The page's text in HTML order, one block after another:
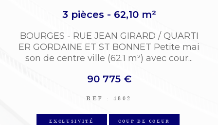
3 pièces - 62,10 m²
BOURGES - RUE JEAN GIRARD / QUARTI
ER GORDAINE ET ST BONNET Petite mai
son de centre ville (62.1 m²) avec cour...
90 775 €
REF : 4802
EXCLUSIVITÉ COUP DE COEUR